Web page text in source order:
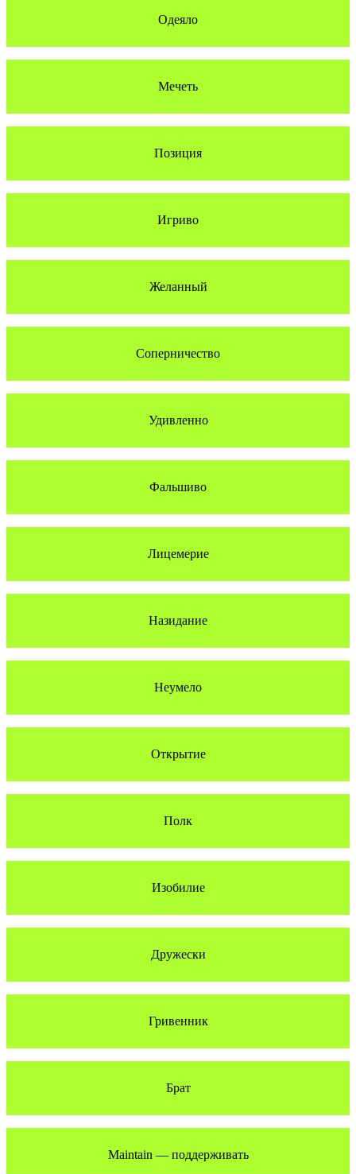
Одеяло
Мечеть
Позиция
Игриво
Желанный
Соперничество
Удивленно
Фальшиво
Лицемерие
Назидание
Неумело
Открытие
Полк
Изобилие
Дружески
Гривенник
Брат
Maintain — поддерживать